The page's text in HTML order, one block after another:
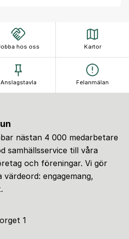
hos oss Kartor
Anslagstavla Felanmälan
nästan 4 000 medarbetare
samhällsservice till våra
och föreningar. Vi gör
engagemang,
1